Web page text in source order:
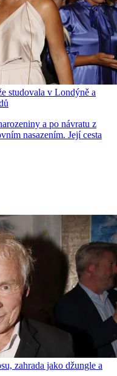
studovala v Londýně a
a po návratu z
nasazením. Její cesta
zahrada jako džungle a